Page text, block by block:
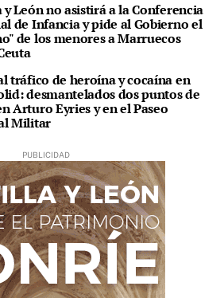
y León no asistirá a la Conferencia
de Infancia y pide al Gobierno el
de los menores a Marruecos
tráfico de heroína y cocaína en
desmantelados dos puntos de
Arturo Eyries y en el Paseo
Militar